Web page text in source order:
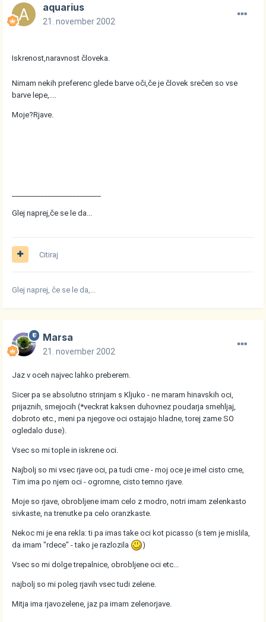
aquarius
21. november 2002
Iskrenost,naravnost človeka.
Nimam nekih preferenc glede barve oči,če je človek srečen so vse
barve lepe,....
Moje?Rjave.
Glej naprej,če se le da...
Citiraj
Glej naprej, če se le da,...
Marsa
21. november 2002
Jaz v oceh najvec lahko preberem.
Sicer pa se absolutno strinjam s Kljuko - ne maram hinavskih oci,
prijaznih, smejocih (*veckrat kaksen duhovnez poudarja smehljaj,
dobroto etc., meni pa njegove oci ostajajo hladne, torej zame SO
ogledalo duse).
Vsec so mi tople in iskrene oci.
Najbolj so mi vsec rjave oci, pa tudi crne - moj oce je imel cisto crne,
Tim ima po njem oci - ogromne, cisto temno rjave.
Moje so rjave, obrobljene imam celo z modro, notri imam zelenkasto
sivkaste, na trenutke pa celo oranzkaste.
Nekoc mi je ena rekla: ti pa imas take oci kot picasso (s tem je mislila,
da imam "rdece" - tako je razlozila
)
Vsec so mi dolge trepalnice, obrobljene oci etc...
najbolj so mi poleg rjavih vsec tudi zelene.
Mitja ima rjavozelene, jaz pa imam zelenorjave.